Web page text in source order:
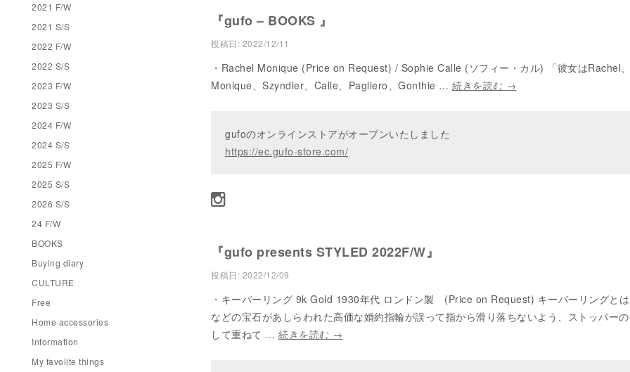
『gufo – BOOKS 』
投稿日: 2022/12/11
・Rachel Monique (Price on Request) / Sophie Calle (ソフィー・カル) 「彼女はRachel、
Monique、Szyndler、Calle、Pagliero、Gonthie … 続きを読む →
gufoのオンラインストアがオープンいたしました
https://ec.gufo-store.com/
『gufo presents STYLED 2022F/W』
投稿日: 2022/12/09
・キーパーリング 9k Gold 1930年代 ロンドン製 (Price on Request) キーパーリングと
などの宝石があしらわれた高価な婚約指輪が誤って指から滑り落ちないよう、ストッパーの
して重ねて … 続きを読む →
2021 F/W
2021 S/S
2022 F/W
2022 S/S
2023 F/W
2023 S/S
2024 F/W
2024 S/S
2025 F/W
2025 S/S
2026 S/S
24 F/W
BOOKS
Buying diary
CULTURE
Free
Home accessories
Information
My favolite things